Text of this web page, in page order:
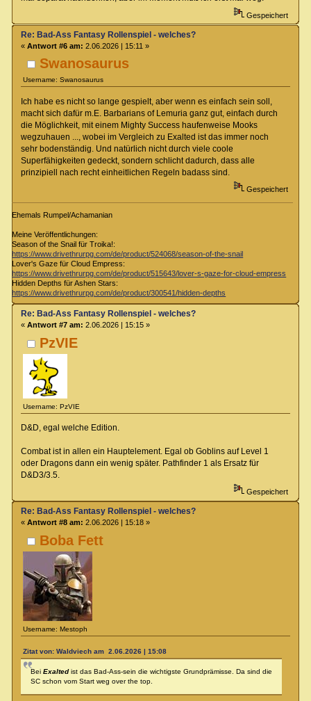
Gespeichert
Swanosaurus
Username: Swanosaurus
Re: Bad-Ass Fantasy Rollenspiel - welches?
« Antwort #6 am: 2.06.2026 | 15:11 »
Ich habe es nicht so lange gespielt, aber wenn es einfach sein soll,
macht sich dafür m.E. Barbarians of Lemuria ganz gut, einfach durch
die Möglichkeit, mit einem Mighty Success haufenweise Mooks
wegzuhauen ..., wobei im Vergleich zu Exalted ist das immer noch
sehr bodenständig. Und natürlich nicht durch viele coole
Superfähigkeiten gedeckt, sondern schlicht dadurch, dass alle
prinzipiell nach recht einheitlichen Regeln badass sind.
Gespeichert
Ehemals Rumpel/Achamanian
Meine Veröffentlichungen:
Season of the Snail für Troika!:
https://www.drivethrurpg.com/de/product/524068/season-of-the-snail
Lover's Gaze für Cloud Empress:
https://www.drivethrurpg.com/de/product/515643/lover-s-gaze-for-cloud-empress
Hidden Depths für Ashen Stars:
https://www.drivethrurpg.com/de/product/300541/hidden-depths
PzVIE
Username: PzVIE
Re: Bad-Ass Fantasy Rollenspiel - welches?
« Antwort #7 am: 2.06.2026 | 15:15 »
D&D, egal welche Edition.
Combat ist in allen ein Hauptelement. Egal ob Goblins auf Level 1
oder Dragons dann ein wenig später. Pathfinder 1 als Ersatz für
D&D3/3.5.
Gespeichert
Boba Fett
Username: Mestoph
Re: Bad-Ass Fantasy Rollenspiel - welches?
« Antwort #8 am: 2.06.2026 | 15:18 »
Zitat von: Waldviech am 2.06.2026 | 15:08
Bei Exaltedist das Bad-Ass-sein die wichtigste Grundprämisse. Da sind die
SC schon vom Start weg over the top.